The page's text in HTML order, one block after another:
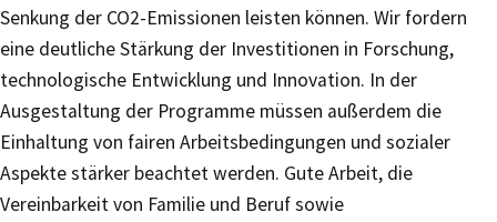
Senkung der CO2-Emissionen leisten können. Wir fordern
eine deutliche Stärkung der Investitionen in Forschung,
technologische Entwicklung und Innovation. In der
Ausgestaltung der Programme müssen außerdem die
Einhaltung von fairen Arbeitsbedingungen und sozialer
Aspekte stärker beachtet werden. Gute Arbeit, die
Vereinbarkeit von Familie und Beruf sowie